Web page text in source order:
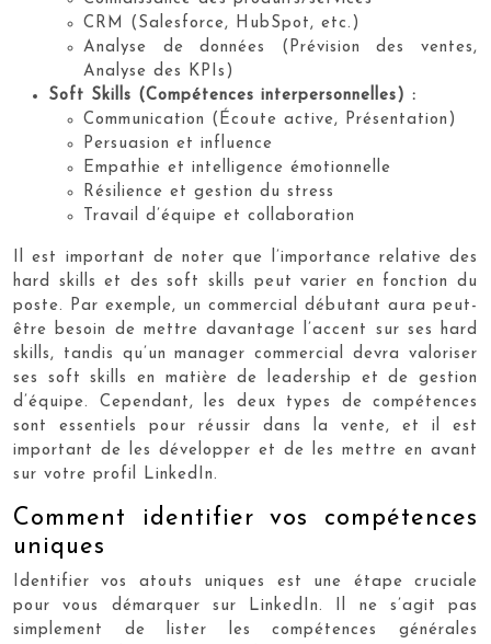
CRM (Salesforce, HubSpot, etc.)
Analyse de données (Prévision des ventes,
Analyse des KPIs)
Soft Skills (Compétences interpersonnelles) :
Communication (Écoute active, Présentation)
Persuasion et influence
Empathie et intelligence émotionnelle
Résilience et gestion du stress
Travail d’équipe et collaboration
Il est important de noter que l’importance relative des
hard skills et des soft skills peut varier en fonction du
poste. Par exemple, un commercial débutant aura peut-
être besoin de mettre davantage l’accent sur ses hard
skills, tandis qu’un manager commercial devra valoriser
ses soft skills en matière de leadership et de gestion
d’équipe. Cependant, les deux types de compétences
sont essentiels pour réussir dans la vente, et il est
important de les développer et de les mettre en avant
sur votre profil LinkedIn.
Comment identifier vos compétences
uniques
Identifier vos atouts uniques est une étape cruciale
pour vous démarquer sur LinkedIn. Il ne s’agit pas
simplement de lister les compétences générales